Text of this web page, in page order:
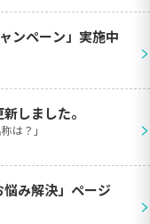
ンペーン」実施中
>
しました。
は？」 >
悩み解決」ページ
>